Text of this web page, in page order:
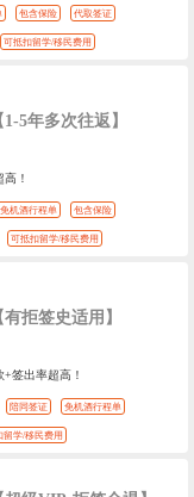
包含保险 代取签证
可抵扣留学/移民费用
5年多次往返】
！
免机酒行程单 包含保险
可抵扣留学/移民费用
拒签史适用】
签出率超高！
陪同签证 免机酒行程单
留学/移民费用